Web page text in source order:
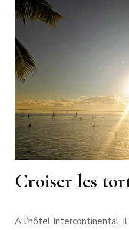
Croiser les
A l’hôtel Intercontinental,